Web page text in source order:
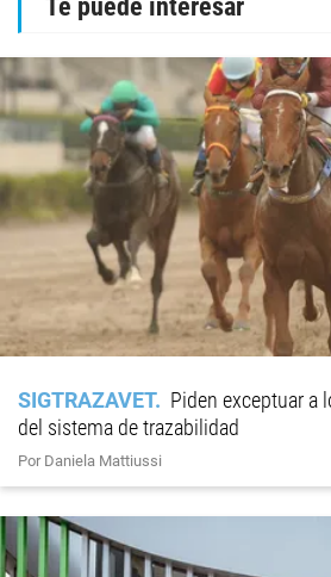
Te puede interesar
SIGTRAZAVET
Piden exceptuar a
del sistema de trazabilidad
Por Daniela Mattiussi